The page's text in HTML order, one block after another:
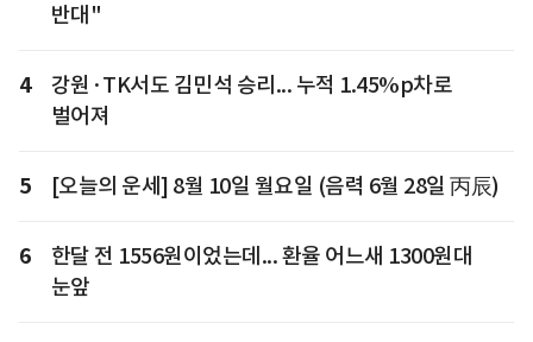
반대"
4
강원·TK서도 김민석 승리... 누적 1.45%p차로
벌어져
5 [오늘의 운세] 8월 10일 월요일 (음력 6월 28일 丙辰)
6
한달 전 1556원이었는데... 환율 어느새 1300원대
눈앞